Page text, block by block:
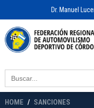
Dr. Manuel
Search
for:
HOME
SANCIONES